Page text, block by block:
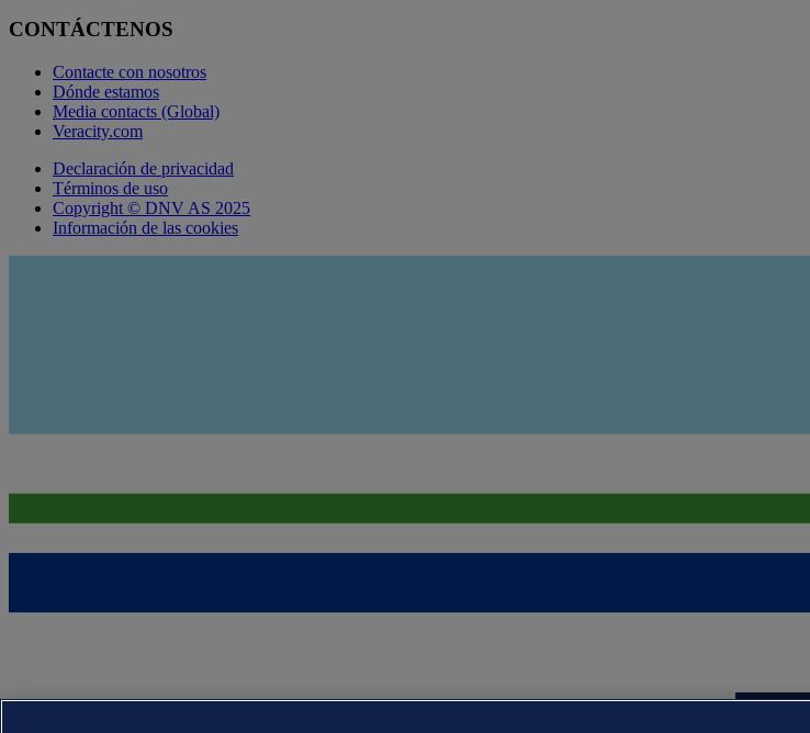
CONTÁCTENOS
Contacte con nosotros
Dónde estamos
Media contacts (Global)
Veracity.com
Declaración de privacidad
Términos de uso
Copyright © DNV AS 2025
Información de las cookies